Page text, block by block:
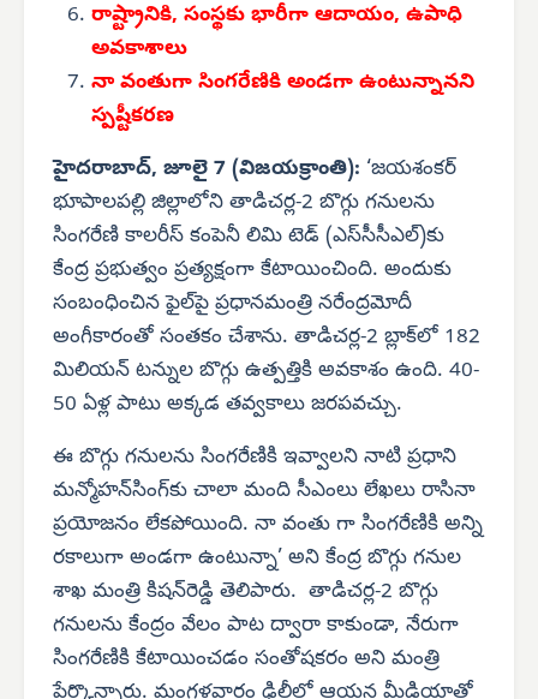
రాష్ట్రానికి, సంస్థకు భారీగా ఆదాయం, ఉపాధి
అవకాశాలు
నా వంతుగా సింగరేణికి అండగా ఉంటున్నానని
స్పష్టీకరణ
హైదరాబాద్, జూలై 7 (విజయక్రాంతి): ‘జయశంకర్
భూపాలపల్లి జిల్లాలోని తాడిచర్ల-2 బొగ్గు గనులను
సింగరేణి కాలరీస్ కంపెనీ లిమి టెడ్ (ఎస్‌సీసీఎల్)కు
కేంద్ర ప్రభుత్వం ప్రత్యక్షంగా కేటాయించింది. అందుకు
సంబంధించిన ఫైల్‌పై ప్రధానమంత్రి నరేంద్రమోదీ
అంగీకారంతో సంతకం చేశాను. తాడిచర్ల-2 బ్లాక్‌లో 182
మిలియన్ టన్నుల బొగ్గు ఉత్పత్తికి అవకాశం ఉంది. 40-
50 ఏళ్ల పాటు అక్కడ తవ్వకాలు జరపవచ్చు.
ఈ బొగ్గు గనులను సింగరేణికి ఇవ్వాలని నాటి ప్రధాని
మన్మోహన్‌సింగ్‌కు చాలా మంది సీఎంలు లేఖలు రాసినా
ప్రయోజనం లేకపోయింది. నా వంతు గా సింగరేణికి అన్ని
రకాలుగా అండగా ఉంటున్నా’ అని కేంద్ర బొగ్గు గనుల
శాఖ మంత్రి కిషన్‌రెడ్డి తెలిపారు. తాడిచర్ల-2 బొగ్గు
గనులను కేంద్రం వేలం పాట ద్వారా కాకుండా, నేరుగా
సింగరేణికి కేటాయించడం సంతోషకరం అని మంత్రి